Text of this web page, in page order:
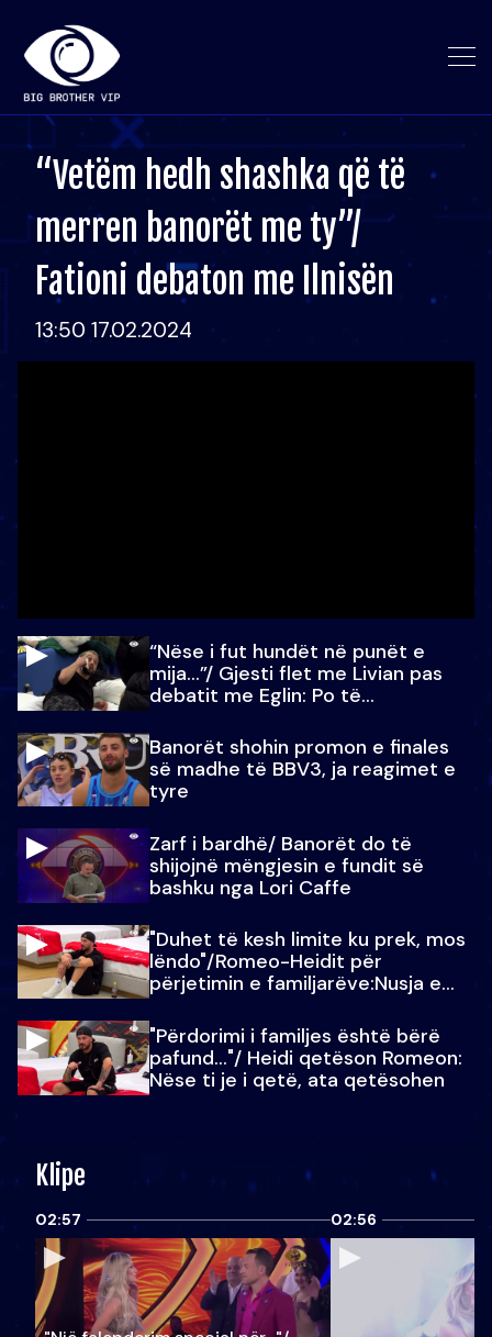
“Vetëm hedh shashka që të
merren banorët me ty”/
Fationi debaton me Ilnisën
13:50 17.02.2024
“Nëse i fut hundët në punët e
mija…”/ Gjesti flet me Livian pas
debatit me Eglin: Po të
Banorët shohin promon e finales
së madhe të BBV3, ja reagimet e
tyre
Zarf i bardhë/ Banorët do të
shijojnë mëngjesin e fundit së
bashku nga Lori Caffe
"Duhet të kesh limite ku prek, mos
lëndo"/Romeo-Heidit për
përjetimin e familjarëve:Nusja e
"Përdorimi i familjes është bërë
pafund…"/ Heidi qetëson Romeon:
Nëse ti je i qetë, ata qetësohen
Klipe
02:57 02:56